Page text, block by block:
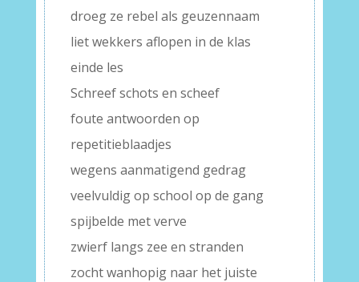
droeg ze rebel als geuzennaam
liet wekkers aflopen in de klas
einde les
Schreef schots en scheef
foute antwoorden op
repetitieblaadjes
wegens aanmatigend gedrag
veelvuldig op school op de gang
spijbelde met verve
zwierf langs zee en stranden
zocht wanhopig naar het juiste